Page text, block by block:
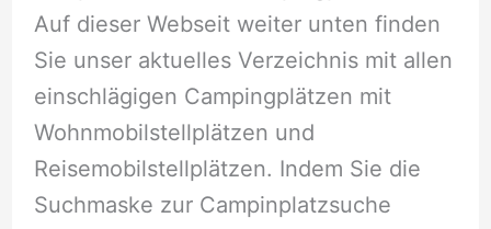
Auf dieser Webseit weiter unten finden
Sie unser aktuelles Verzeichnis mit allen
einschlägigen Campingplätzen mit
Wohnmobilstellplätzen und
Reisemobilstellplätzen. Indem Sie die
Suchmaske zur Campinplatzsuche